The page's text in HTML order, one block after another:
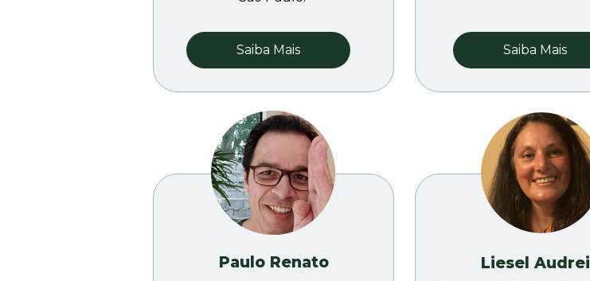
Saiba Mais
Paulo Renato
Saiba Mais
Liesel Audrei